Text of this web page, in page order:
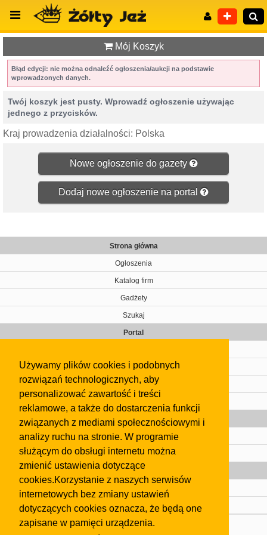
Używamy plików cookies i podobnych
rozwiązań technologicznych, aby
personalizować zawartość i treści
reklamowe, a także do dostarczenia funkcji
związanych z mediami społecznościowymi i
analizy ruchu na stronie. W programie
służącym do obsługi internetu można
zmienić ustawienia dotyczące
cookies.Korzystanie z naszych serwisów
internetowych bez zmiany ustawień
dotyczących cookies oznacza, że będą one
zapisane w pamięci urządzenia.
Mój Koszyk
Błąd edycji: nie można odnaleźć ogłoszenia/aukcji na podstawie
wprowadzonych danych.
Twój koszyk jest pusty. Wprowadź ogłoszenie używając
jednego z przycisków.
Kraj prowadzenia działalności: Polska
Nowe ogłoszenie do gazety
Dodaj nowe ogłoszenie na portal
Strona główna
Ogłoszenia
Katalog firm
Gadżety
Szukaj
Portal
Kontakt
Regulamin
Gazeta
Olkusz
Kontakt
Strefa dla biznesu
Biura nieruchomości
Dealerzy i autokomisy
Skontaktuj się z nami